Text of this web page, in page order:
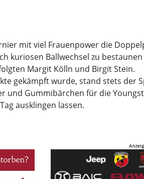
mit viel Frauenpower die
kuriosen Ballwechsel zu
Margit Kölln und Birgit Stein.
gekämpft wurde, stand stets der
und Gummibärchen für die
ausklingen lassen.